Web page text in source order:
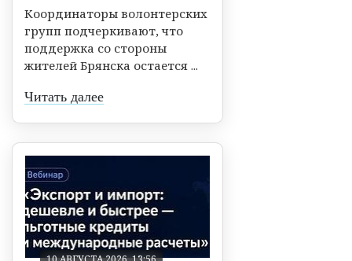
Координаторы волонтерских
групп подчеркивают, что
поддержка со стороны
жителей Брянска остается ...
Читать далее